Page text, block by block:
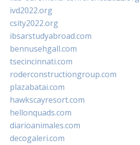
ivd2022.org
csity2022.org
ibsarstudyabroad.com
bennusehgall.com
tsecincinnati.com
roderconstructiongroup.com
plazabatai.com
hawkscayresort.com
hellonquads.com
diarioanimales.com
decogaleri.com